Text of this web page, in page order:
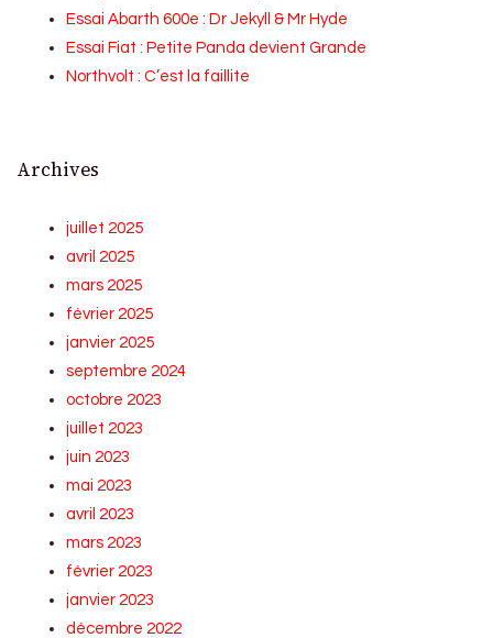
Essai Abarth 600e : Dr Jekyll & Mr Hyde
Essai Fiat : Petite Panda devient Grande
Northvolt : C’est la faillite
Archives
juillet 2025
avril 2025
mars 2025
février 2025
janvier 2025
septembre 2024
octobre 2023
juillet 2023
juin 2023
mai 2023
avril 2023
mars 2023
février 2023
janvier 2023
décembre 2022